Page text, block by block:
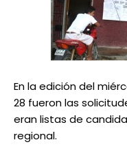
En la edición del
28 fueron las
eran listas de
regional.